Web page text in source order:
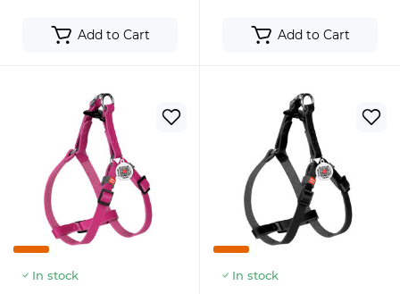
Add to Cart Add to Cart
In stock In stock